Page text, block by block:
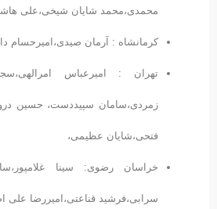
محمدی،محمد شایان شیخی،علی
کرمانشاه : آرمان صیدی،امیرحسام
تهران : امیرعباس
زمردی،سامان سپیددست، حسین
فتحی،شایان عظیمی،
خراسان رضوی: سینا
سرابی،فرشید قناعتی،امیررضا علی